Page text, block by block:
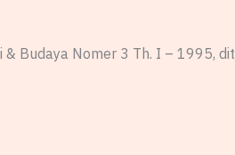
& Budaya Nomer 3 Th. I – 1995,